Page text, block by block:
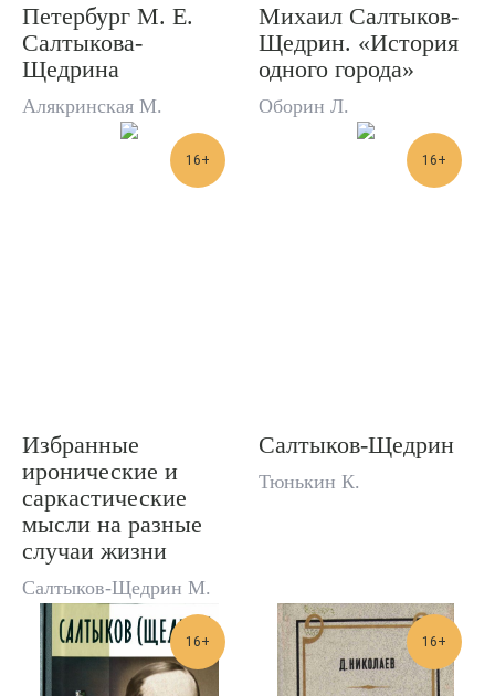
Петербург М. Е.
Салтыкова-
Щедрина
Алякринская М.
Михаил Салтыков-
Щедрин. «История
одного города»
Оборин Л.
16+
Избранные
иронические и
саркастические
мысли на разные
случаи жизни
Салтыков-Щедрин М.
16+
Салтыков-Щедрин
Тюнькин К.
16+ 16+